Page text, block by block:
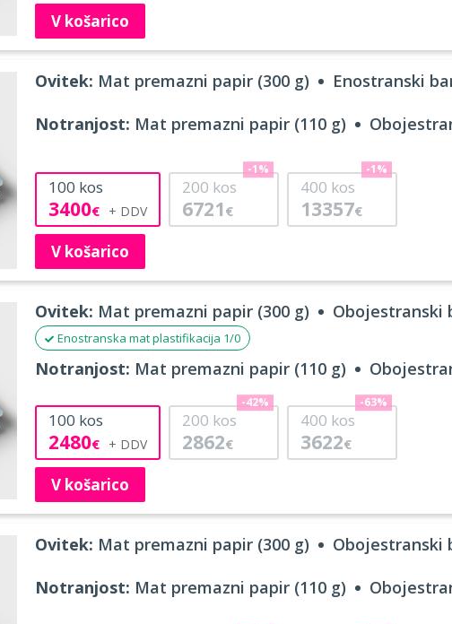
V košarico
Ovitek: Mat premazni papir (300 g) Enostranski
Notranjost: Mat premazni papir (110 g)
100 kos
3400€
200 kos
6721 €
-1%
400 kos
13357€
-1%
V košarico
Ovitek: Mat premazni papir (300 g) Obojestranski
Enostranska mat plastifikacija 1/0
Notranjost: Mat premazni papir (110 g)
100 kos
2480€
200 kos
2862€
-42%
400 kos
3622€
-63%
V košarico
Ovitek: Mat premazni papir (300 g) Obojestranski
Notranjost: Mat premazni papir (110 g)